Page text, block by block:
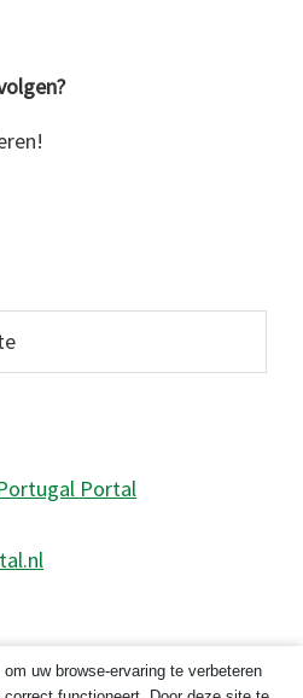
Portal
uw browse-ervaring te verbeteren